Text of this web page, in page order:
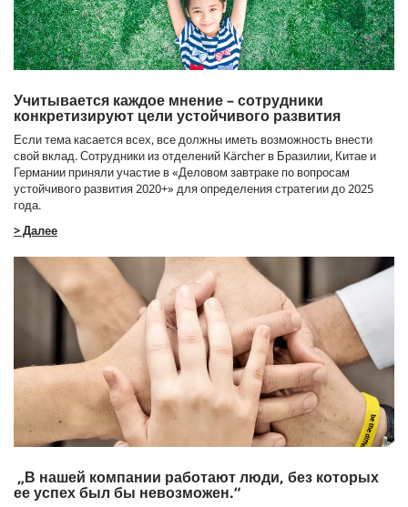
Учитывается каждое мнение – сотрудники
конкретизируют цели устойчивого развития
Если тема касается всех, все должны иметь возможность внести
свой вклад. Сотрудники из отделений Kärcher в Бразилии, Китае и
Германии приняли участие в «Деловом завтраке по вопросам
устойчивого развития 2020+» для определения стратегии до 2025
года.
> Далее
„В нашей компании работают люди, без которых
ее успех был бы невозможен.“